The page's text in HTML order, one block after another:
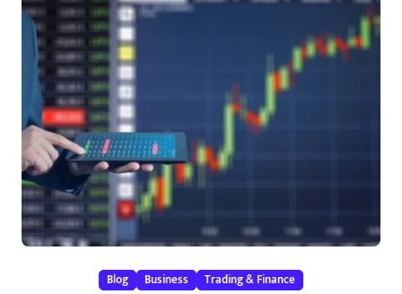
Blog Business Trading & Finance